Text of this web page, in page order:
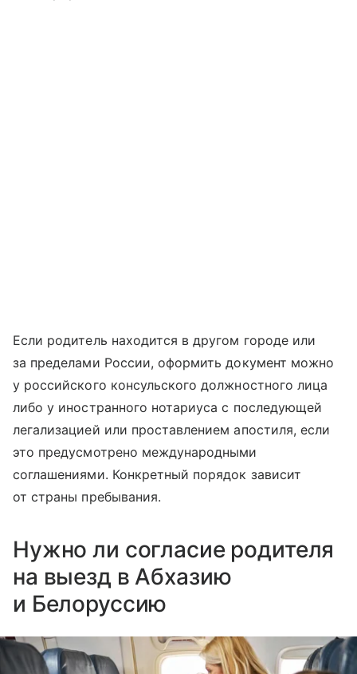
Если родитель находится в другом городе или
за пределами России, оформить документ можно
у российского консульского должностного лица
либо у иностранного нотариуса с последующей
легализацией или проставлением апостиля, если
это предусмотрено международными
соглашениями. Конкретный порядок зависит
от страны пребывания.
Нужно ли согласие родителя
на выезд в Абхазию
и Белоруссию